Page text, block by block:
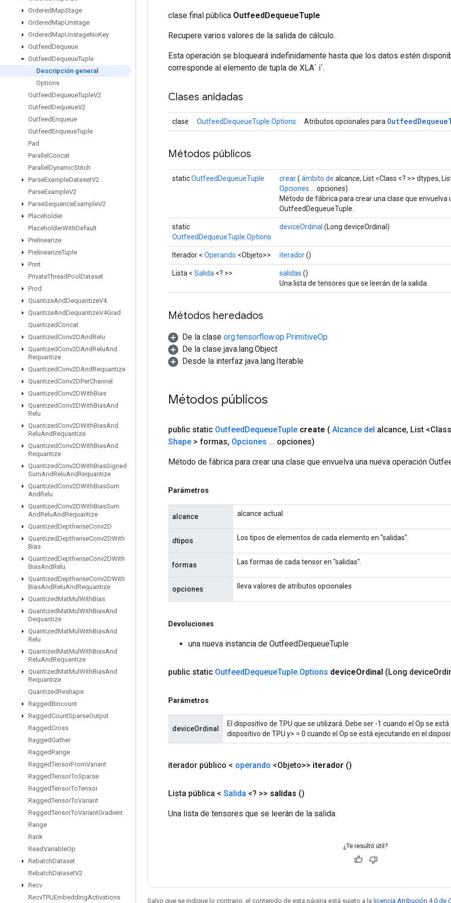
OrderedMapStage
OrderedMapUnstage
OrderedMapUnstageNoKey
OutfeedDequeue
OutfeedDequeueTuple
Descripción general
Options
OutfeedDequeueTupleV2
OutfeedDequeueV2
OutfeedEnqueue
OutfeedEnqueueTuple
Pad
Parallel Concat
Parallel DynamicStitch
ParseExampleDatasetV2
ParseExampleV2
ParseSequenceExampleV2
Placeholder
PlaceholderWithDefault
Prelinearize
PrelinearizeTuple
Print
PrivateThreadPool Dataset
Prod
QuantizeAndDequantizeV4
QuantizeAndDequantizeV4Grad
QuantizedConcat
QuantizedConv2DAndRelu
QuantizedConv2DAndReluAnd
Requantize
QuantizedConv2DAndRequantize
QuantizedConv2DPerChannel
QuantizedConv2DWithBias
QuantizedConv2DWithBiasAnd
Relu
QuantizedConv2DWithBiasAnd
ReluAndRequantize
QuantizedConv2DWithBiasAnd
Requantize
QuantizedConv2DWithBiasSigned
SumAndReluAndRequantize
QuantizedConv2DWithBiasSum
AndRelu
QuantizedConv2DWithBiasSum
AndReluAndRequantize
QuantizedDepthwiseConv2D
QuantizedDepthwiseConv2DWith
Bias
QuantizedDepthwiseConv2DWith
BiasAndRelu
QuantizedDepthwiseConv2DWith
BiasAndReluAndRequantize
QuantizedMatMul WithBias
QuantizedMatMul WithBiasAnd
Dequantize
QuantizedMatMul WithBiasAnd
Relu
QuantizedMatMul WithBiasAnd
ReluAndRequantize
QuantizedMatMul WithBiasAnd
Requantize
QuantizedReshape
RaggedBincount
RaggedCountSparseOutput
RaggedCross
RaggedGather
RaggedRange
RaggedTensorFromVariant
RaggedTensorToSparse
RaggedTensorToTensor
RaggedTensorToVariant
RaggedTensorToVariantGradient
Range
Rank
ReadVariableOp
RebatchDataset
RebatchDatasetV2
Recv
RecvTPUEmbeddingActivations
clase final pública OutfeedDequeueTuple
Recupere varios valores de la salida de cálculo.
Esta operación se bloqueará indefinidamente hasta que los datos estén
corresponde al elemento de tupla de XLA` i`.
Clases anidadas
clase OutfeedDequeueTuple.Options Atributos opcionales para OutfeedDequeue
Métodos públicos
staticOutfeedDequeueTuple crear( ámbito de alcance, List <Class <? >> dtypes,
Opciones ...
opciones)
Método de fábrica para crear una clase que envuelva
OutfeedDequeueTuple.
static
OutfeedDequeueTuple.Options
deviceOrdinal (Long deviceOrdinal)
Iterador < Operando <Objeto>> iterador()
Lista < Salida <? >> salidas ()
Una lista de tensores que se leerán de la salida.
Métodos heredados
De la clase org.tensorflow.op.PrimitiveOp
De la clase java.lang.Object
Desde la interfaz java.lang.Iterable
Métodos públicos
public static OutfeedDequeueTuple create ( Alcance del alcance, List
Shape > formas, Opciones ... opciones)
Método de fábrica para crear una clase que envuelva una nueva operación
Parámetros
alcance alcance actual
dtipos Los tipos de elementos de cada elemento en "salidas".
formas Las formas de cada tensor en "salidas".
opciones lleva valores de atributos opcionales
Devoluciones
una nueva instancia de OutfeedDequeueTuple
public static OutfeedDequeueTuple.Options deviceOrdinal (Long device
Parámetros
deviceOrdinal
El dispositivo de TPU que se utilizará. Debe ser -1 cuando el Op se
dispositivo de TPU y> = 0 cuando el Op se está ejecutando en el
iterador público < operando <Objeto>> iterador ()
Lista pública < Salida <? >> salidas ()
Una lista de tensores que se leerán de la salida.
¿Te resultó útil?
Salvo que se indique lo contrario, el contenido de esta página está sujeto a la licencia Atribución 4.0 de